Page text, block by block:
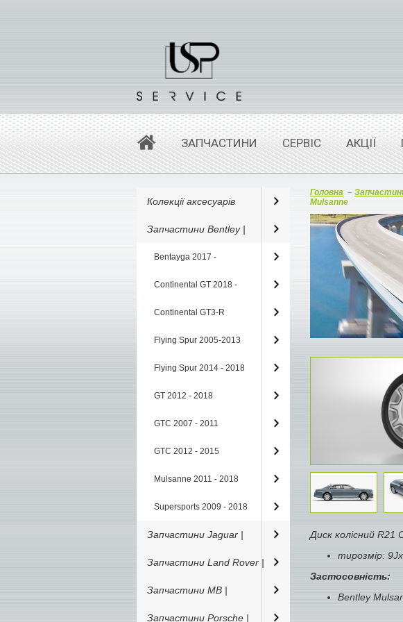
ЗАПЧАСТИНИ СЕРВІС АКЦІЇ
Колекції аксесуарів
Запчастини Bentley |
Bentayga 2017 -
Continental GT 2018 -
Continental GT3-R
Flying Spur 2005-2013
Flying Spur 2014 - 2018
GT 2012 - 2018
GTC 2007 - 2011
GTC 2012 - 2015
Mulsanne 2011 - 2018
Supersports 2009 - 2018
Запчастини Jaguar |
Запчастини Land Rover |
Запчастини MB |
Запчастини Porsche |
Головна –
Mulsanne
Диск колісний R21
тирозмір:
Застосовність:
Bentley